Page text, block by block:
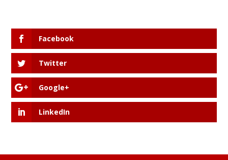
Facebook
Twitter
Google+
LinkedIn